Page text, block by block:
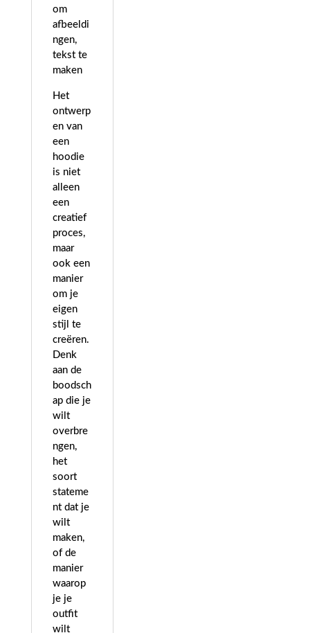
om
afbeeldi
ngen,
tekst te
maken
Het
ontwerp
en van
een
hoodie
is niet
alleen
een
creatief
proces,
maar
ook een
manier
om je
eigen
stijl te
creëren.
Denk
aan de
boodsch
ap die je
wilt
overbre
ngen,
het
soort
stateme
nt dat je
wilt
maken,
of de
manier
waarop
je je
outfit
wilt